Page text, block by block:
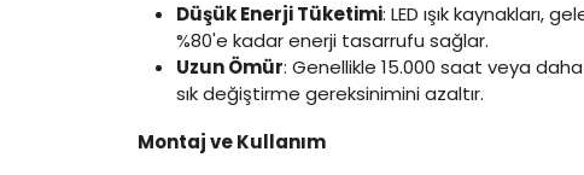
Düşük Enerji Tüketimi: LED ışık kaynakları,
%80'e kadar enerji tasarrufu sağlar.
Uzun Ömür: Genellikle 15.000 saat veya
sık değiştirme gereksinimini azaltır.
Montaj ve Kullanım